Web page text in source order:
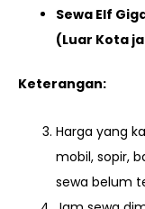
Sewa Elf
(Luar Kota
Keterangan:
Harga yang
mobil, sopir,
sewa belum